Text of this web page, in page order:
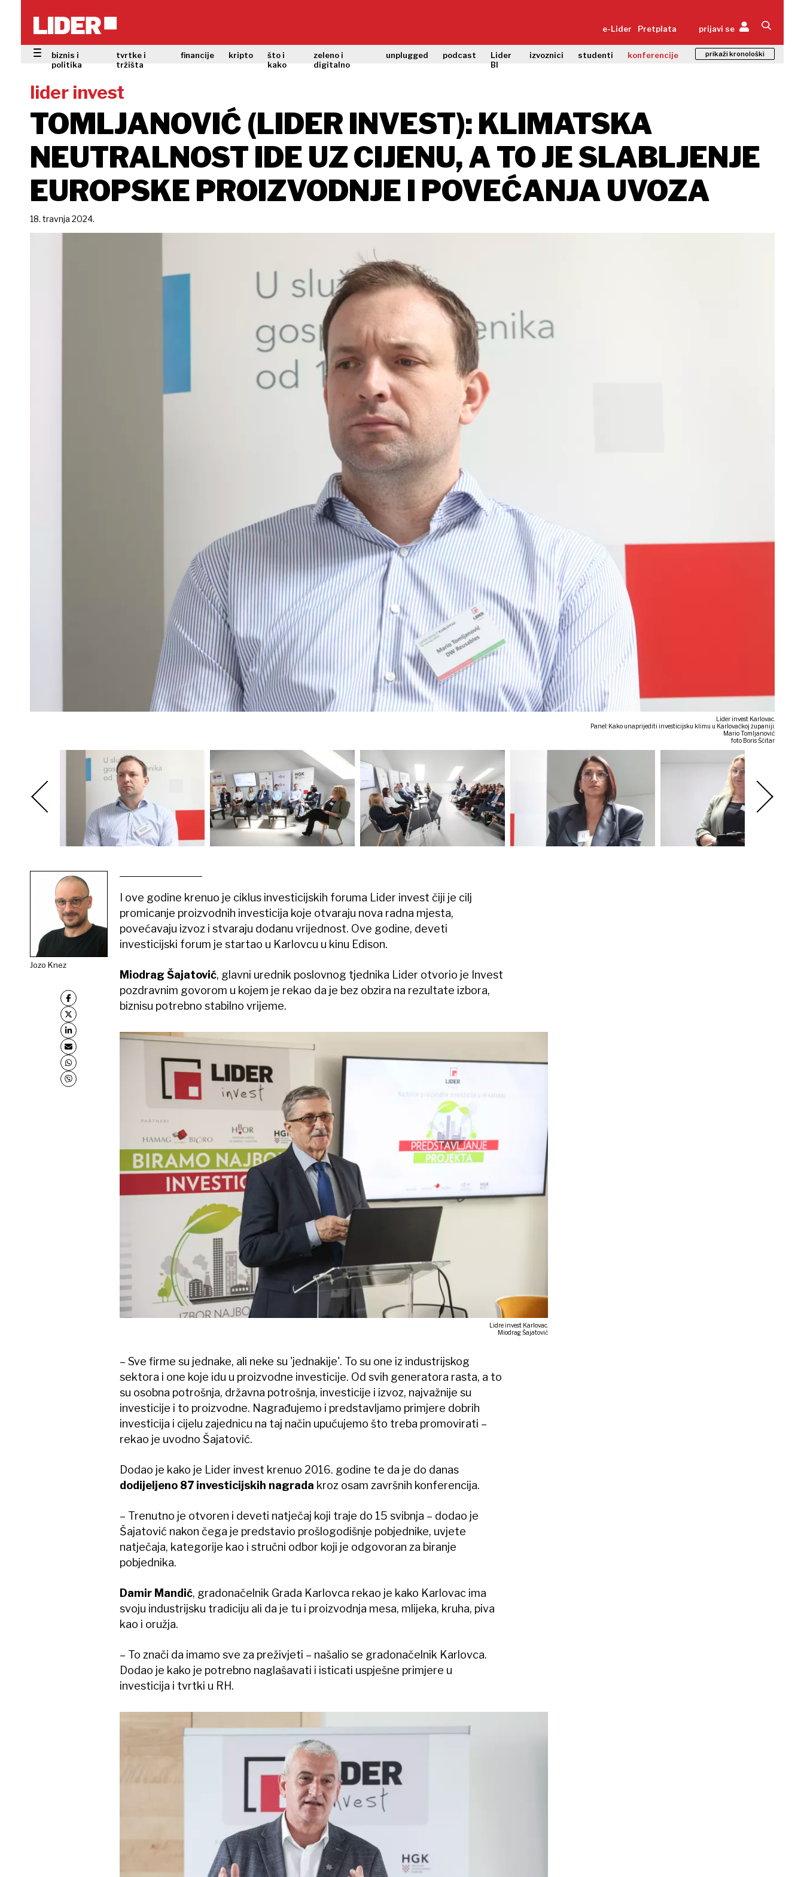
e-Lider Pretplata prijavi se
biznis i
politika
tvrtke i
tržišta
financije kripto
što i
kako
zeleno i
digitalno
unplugged podcast
Lider
BI
izvoznici studenti konferencije prikaži kronološki
lider invest
TOMLJANOVIĆ (LIDER INVEST): KLIMATSKA
NEUTRALNOST IDE UZ CIJENU, A TO JE SLABLJENJE
EUROPSKE PROIZVODNJE I POVEĆANJA UVOZA
18. travnja 2024.
Lider invest Karlovac.
Panel: Kako unaprijediti investicijsku klimu u Karlovačkoj županiji.
Mario Tomljanović
foto Boris Ščitar
Jozo Knez
I ove godine krenuo je ciklus investicijskih foruma Lider invest čiji je cilj
promicanje proizvodnih investicija koje otvaraju nova radna mjesta,
povećavaju izvoz i stvaraju dodanu vrijednost. Ove godine, deveti
investicijski forum je startao u Karlovcu u kinu Edison.
Miodrag Šajatović, glavni urednik poslovnog tjednika Lider otvorio je Invest
pozdravnim govorom u kojem je rekao da je bez obzira na rezultate izbora,
biznisu potrebno stabilno vrijeme.
Lidre invest Karlovac.
Miodrag Šajatović
– Sve firme su jednake, ali neke su 'jednakije'. To su one iz industrijskog
sektora i one koje idu u proizvodne investicije. Od svih generatora rasta, a to
su osobna potrošnja, državna potrošnja, investicije i izvoz, najvažnije su
investicije i to proizvodne. Nagrađujemo i predstavljamo primjere dobrih
investicija i cijelu zajednicu na taj način upućujemo što treba promovirati –
rekao je uvodno Šajatović.
Dodao je kako je Lider invest krenuo 2016. godine te da je do danas
dodijeljeno 87 investicijskih nagrada kroz osam završnih konferencija.
– Trenutno je otvoren i deveti natječaj koji traje do 15 svibnja – dodao je
Šajatović nakon čega je predstavio prošlogodišnje pobjednike, uvjete
natječaja, kategorije kao i stručni odbor koji je odgovoran za biranje
pobjednika.
Damir Mandić, gradonačelnik Grada Karlovca rekao je kako Karlovac ima
svoju industrijsku tradiciju ali da je tu i proizvodnja mesa, mlijeka, kruha, piva
kao i oružja.
– To znači da imamo sve za preživjeti – našalio se gradonačelnik Karlovca.
Dodao je kako je potrebno naglašavati i isticati uspješne primjere u
investicija i tvrtki u RH.